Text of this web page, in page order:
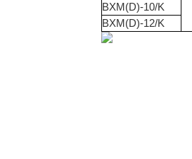
BXM(D)-10/K
BXM(D)-12/K